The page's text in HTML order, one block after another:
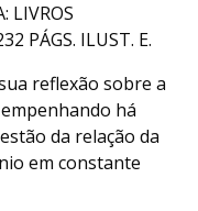
LIVROS
PÁGS. ILUST. E.
reflexão sobre a
há
da relação da
em constante